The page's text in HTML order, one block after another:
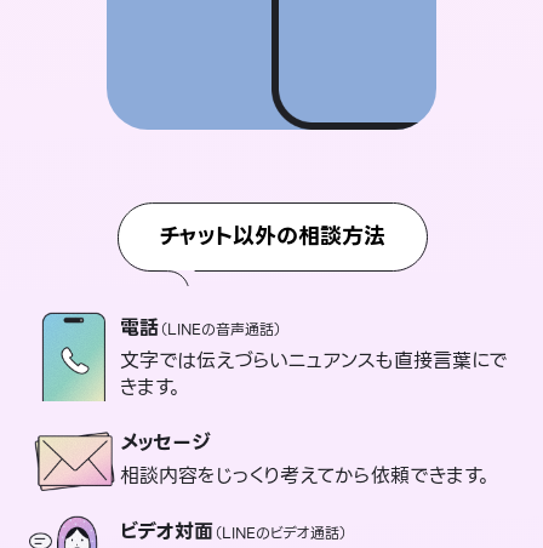
チャット以外の相談方法
電話（LINEの音声通話）
文字では伝えづらいニュアンスも直接言葉にで
きます。
メッセージ
相談内容をじっくり考えてから依頼できます。
ビデオ対面（LINEのビデオ通話）